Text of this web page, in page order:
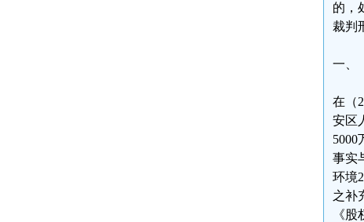
的，
裁判
一、
在（
安区
5000
事实
环境
之补
《